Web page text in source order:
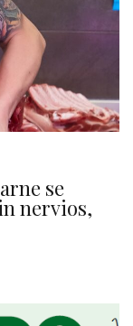
se
nervios,